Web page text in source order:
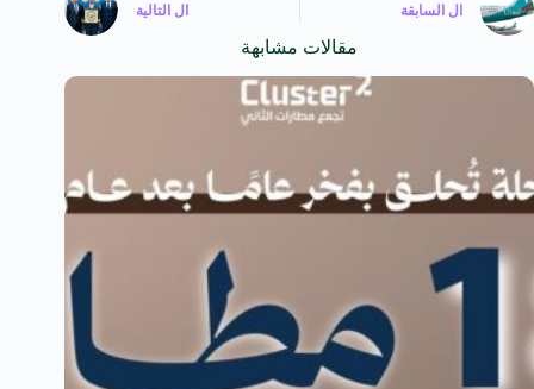
ال السابقة ال التالية
مقالات مشابهة